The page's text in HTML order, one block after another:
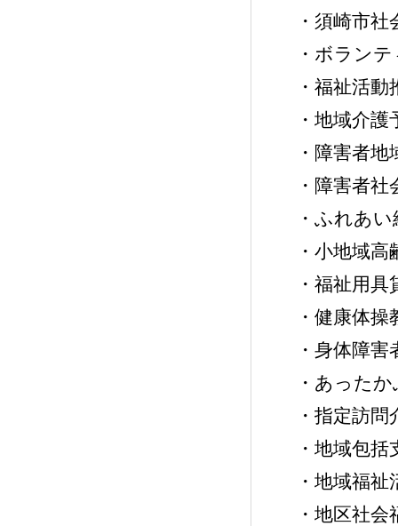
・須崎市
・ボラン
・福祉活
・地域介
・障害者
・障害者
・ふれあ
・小地域
・福祉用具
・健康体
・身体障
・あった
・指定訪
・地域包
・地域福
・地区社